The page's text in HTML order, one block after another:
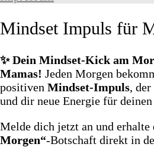
Mindset Impuls für
✨ Dein Mindset‑Kick am
Mamas! Jeden Morgen
positiven Mindset‑Impuls,
und dir neue Energie für
Melde dich jetzt an und erhalte
Morgen“‑Botschaft direkt in